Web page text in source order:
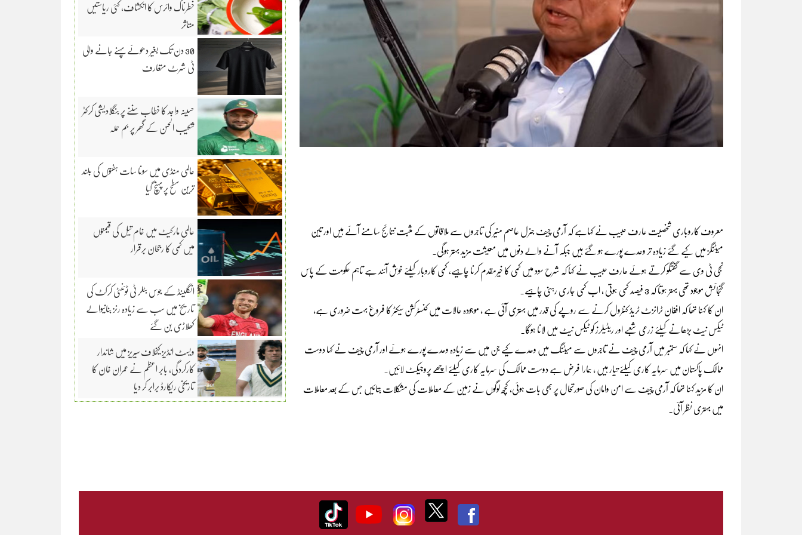
معروف کاروباری شخصیت عارف حبیب نے کہاہے کہ آرمی چیف جنرل عاصم منیر کی تاجروں سے ملاقاتوں کے مثبت نتائج سامنے آئے ہیں اور تین
میٹنگز میں کیے گئے زیادہ تر وعدے پورے ہو گئے ہیں جبکہ آنے والے دنوں میں معیشت مزید بہتر ہوگی۔
نجی ٹی وی سے گفتگو کرتے ہوئے عارف حبیب نے کہا کہ شرح سود میں کمی کا خیرمقدم کرنا چاہیے، کمی کاروبار کیلئے خوش آئند ہے تاہم حکومت کے پاس
گنجائش موجود تھی بہتر ہوتا کہ 3 فیصد کمی ہوتی ، اب کمی جاری رہنی چاہیے۔
ان کا کہنا تھا کہ افغان ٹرانزٹ ٹریڈ کنٹرول کرنے سے روپے کی قدر میں بہتری آئی ہے ، موجودہ حالات میں کنسٹرکشن سیکٹر کا فروغ بہت ضروری ہے،
ٹیکس نیٹ بڑھانے کیلئے زرعی شعبے اور ریٹیلرز کو ٹیکس نیٹ میں لانا ہوگا۔
انہوں نے کہا کہ ستمبر میں آرمی چیف نے تاجروں سے میٹنگ میں وعدے کیے جن میں سے زیادہ وعدے پورے ہوئے اور آرمی چیف نے کہا دوست
ممالک پاکستان میں سرمایہ کاری کیلئے تیار ہیں ، ہمارا فرض ہے دوست ممالک کی سرمایہ کاری کیلئے اچھے پروجیکٹ لائیں۔
ان کا مزید کہنا تھا کہ آرمی چیف سے امن وامان کی صورتحال پر بھی بات ہوئی، کچھ لوگوں نے زمین کے معاملات کی مشکلات بتائیں جس کے بعد معاملات
میں بہتری نظر آئی۔
خطرناک وائرس کا انکشاف، کئی ریاستیں
متاثر
30 دن تک بغیر دھوئے پہنے جانے والی
ٹی شرٹ متعارف
حسینہ واجد کا خطاب سننے پر بنگلادیشی کرکٹر
شکیب الحسن کے گھر پر بم حملہ
عالمی منڈی میں سونا سات ہفتوں کی بلند
ترین سطح پر پہنچ گیا
عالمی مارکیٹ میں خام تیل کی قیمتوں
میں کمی کا رجحان برقرار
انگلینڈ کے جوس بٹلر ٹی ٹوئنٹی کرکٹ کی
تاریخ میں سب سے زیادہ رنز بنانیوالے
کھلاڑی بن گئے
ویسٹ انڈیز کیخلاف سیریز میں شاندار
کارکردگی، بابر اعظم نے عمران خان کا
تاریخی ریکارڈ برابر کر دیا